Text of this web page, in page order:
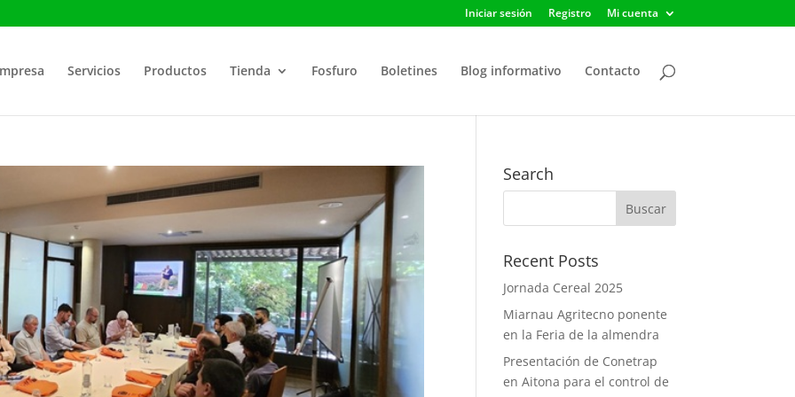
Iniciar sesión Registro Mi cuenta
Servicios Productos Tienda Fosfuro Boletines Blog informativo Contacto
Search
Recent Posts
Jornada Cereal 2025
Miarnau Agritecno ponente
en la Feria de la almendra
Presentación de Conetrap
en Aitona para el control de